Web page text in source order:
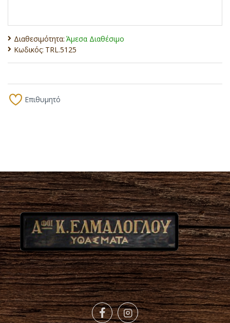
Διαθεσιμότητα: Άμεσα Διαθέσιμο
Κωδικός: TRL.5125
Επιθυμητό